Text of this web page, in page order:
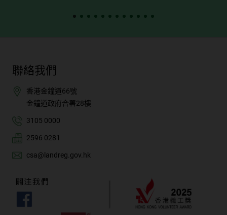
聯絡我們
香港金鐘道66號
金鐘道政府合署28樓
3105 0000
2596 0281
csa@landreg.gov.hk